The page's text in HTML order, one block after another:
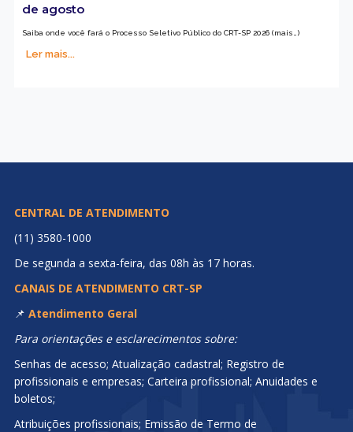
de agosto
Saiba onde você fará o Processo Seletivo Público do CRT-SP 2026 (mais…)
Ler mais...
CENTRAL DE ATENDIMENTO
(11) 3580-1000
De segunda a sexta-feira, das 08h às 17 horas.
CANAIS DE ATENDIMENTO CRT-SP
📌 Atendimento Geral
Para orientações e esclarecimentos sobre:
Senhas de acesso; Atualização cadastral; Registro de
profissionais e empresas; Carteira profissional; Anuidades e
boletos;
Atribuições profissionais; Emissão de Termo de